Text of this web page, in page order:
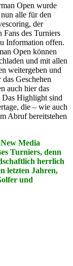
Open wurde
alle für den
der
des Turniers
Information offen.
Open können
und mit allen
weitergeben und
Geschehen
auch hier das
Das Highlight sind
die – wie auch
Abruf bereitstehen
Media
Turniers, denn
herrlich
letzten Jahren,
und